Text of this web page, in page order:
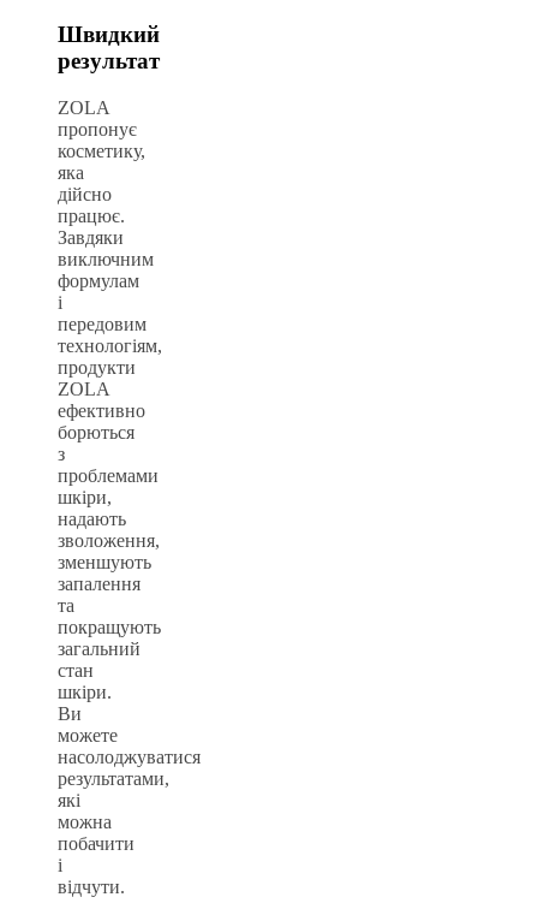
Швидкий
результат
ZOLA
пропонує
косметику,
яка
дійсно
працює.
Завдяки
виключним
формулам
і
передовим
технологіям,
продукти
ZOLA
ефективно
борються
з
проблемами
шкіри,
надають
зволоження,
зменшують
запалення
та
покращують
загальний
стан
шкіри.
Ви
можете
насолоджуватися
результатами,
які
можна
побачити
і
відчути.